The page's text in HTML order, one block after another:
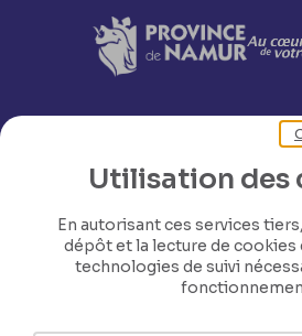
Utilisation des
En autorisant ces services
dépôt et la lecture de
technologies de suivi